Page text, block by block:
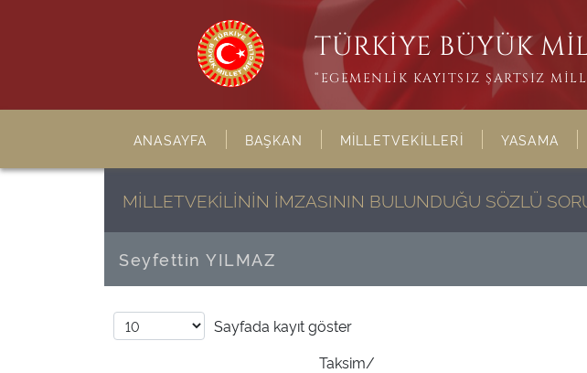
TÜRKİYE BÜYÜK
“EGEMENLİK KAYITSIZ ŞARTSIZ
ANASAYFA BAŞKAN MİLLETVEKİLLERİ YASAMA
MİLLETVEKİLİNİN İMZASININ BULUNDUĞU SÖZLÜ
Seyfettin YILMAZ
Sayfada kayıt göster
Taksim/